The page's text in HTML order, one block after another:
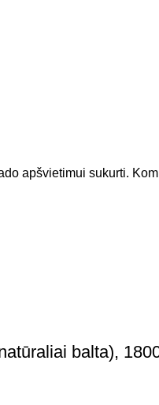
apšvietimui sukurti.
balta),